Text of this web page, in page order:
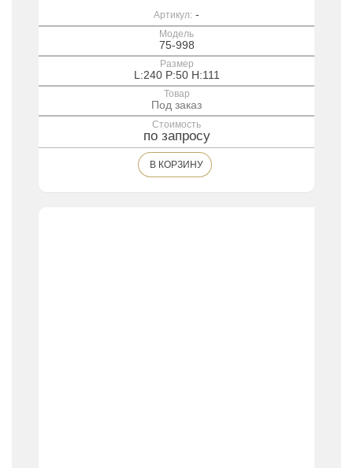
Артикул: -
Модель
75-998
Размер
L:240 P:50 H:111
Товар
Под заказ
Стоимость
по запросу
В КОРЗИНУ